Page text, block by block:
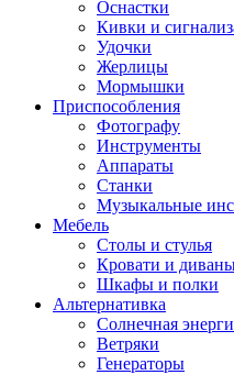
Оснастки
Кивки и
Удочки
Жерлицы
Мормышки
Приспособления
Фотографу
Инструменты
Аппараты
Станки
Музыкальные
Мебель
Столы и стулья
Кровати и
Шкафы и полки
Альтернативка
Солнечная
Ветряки
Генераторы